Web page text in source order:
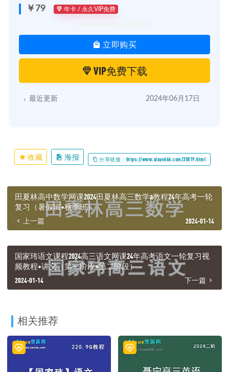
￥79 年卡 / 永久VIP免费
立即购买
VIP免费下载
最近更新 2024年06月17日
收藏 海报 分享链接：https://www.aixue666.com/35819.html
田夏林高中数学网课2024田夏林高三数学a教程24年高考一轮
复习（暑假班+秋季班）
上一篇 2024-01-14
国家玮语文课程2024高三语文网课24年高考语文一轮复习视
频教程+讲义（第一阶段+第二阶段）
2024-01-14 下一篇
相关推荐